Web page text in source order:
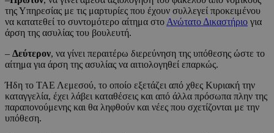
της Υπηρεσίας με τις μαρτυρίες που έχουν συλλεγεί προκειμένου
να κατατεθεί το συντομότερο αίτημα στο Ανώτατο Δικαστήριο για
άρση της ασυλίας του βουλευτή.
– Δεύτερον, να γίνει περαιτέρω διερεύνηση της υπόθεσης ώστε το
αίτημα για άρση της ασυλίας να αιτιολογηθεί επαρκώς.
Ήδη το ΤΑΕ Λεμεσού, το οποίο εξετάζει από χθες Κυριακή την
καταγγελία, έχει λάβει καταθέσεις και από άλλα πρόσωπα πλην της
παραπονούμενης και θα ληφθούν και νέες που σχετίζονται με την
υπόθεση.